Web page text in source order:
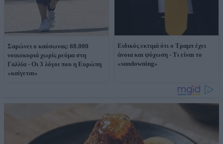
Σαρώνει ο καύσωνας: 68.000
νοικοκυριά χωρίς ρεύμα στη
Γαλλία - Οι 3 λόγοι που η Ευρώπη
«καίγεται»
Ειδικός εκτιμά ότι ο Τραμπ έχει
άνοια και ψύχωση - Τι είναι το
«sundowning»